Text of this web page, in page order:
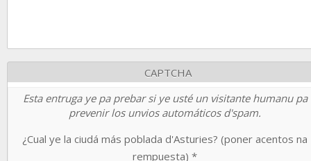
CAPTCHA
Esta entruga ye pa prebar si ye usté un visitante humanu pa
prevenir los unvios automáticos d'spam.
¿Cual ye la ciudá más poblada d'Asturies? (poner acentos na
rempuesta) *